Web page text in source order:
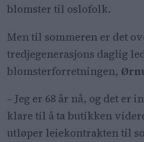
blomster til oslofolk.
Men til sommeren er det
tredjegenerasjons daglig
blomsterforretningen,
– Jeg er 68 år nå, og det er
klare til å ta butikken
utløper leiekontrakten til